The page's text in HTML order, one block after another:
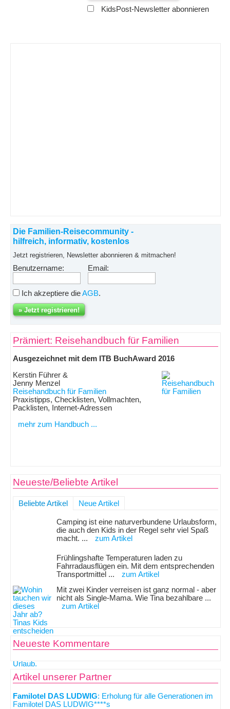
KidsPost-Newsletter abonnieren
Die Familien-Reisecommunity -
hilfreich, informativ, kostenlos
Jetzt registrieren, Newsletter abonnieren & mitmachen!
Benutzername: Email:
Ich akzeptiere dieAGB.
Prämiert: Reisehandbuch für Familien
Ausgezeichnet mit dem ITB BuchAward 2016
Kerstin Führer &
Jenny Menzel
Reisehandbuch für Familien
Praxistipps, Checklisten, Vollmachten,
Packlisten, Internet-Adressen
mehr zum Handbuch ...
Neueste/Beliebte Artikel
Beliebte Artikel Neue Artikel
Camping ist eine naturverbundene Urlaubsform,
die auch den Kids in der Regel sehr viel Spaß
macht. ...
zum Artikel
Frühlingshafte Temperaturen laden zu
Fahrradausflügen ein. Mit dem entsprechenden
Transportmittel ...
zum Artikel
Mit zwei Kinder verreisen ist ganz normal - aber
nicht als Single-Mama. Wie Tina bezahlbare ...
zum Artikel
Neueste Kommentare
Artikel unserer Partner
Familotel DAS LUDWIG: Erholung für alle Generationen im
Familotel DAS LUDWIG****s